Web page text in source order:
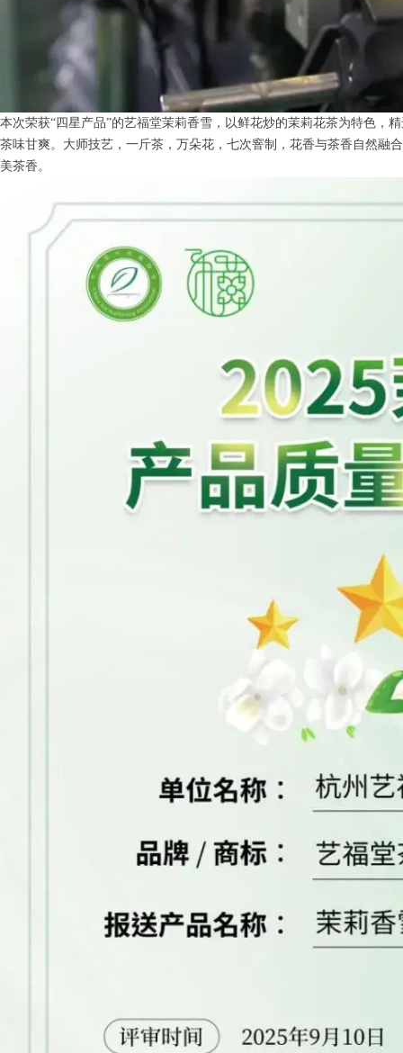
本次荣获“四星产品”的艺福堂茉莉香雪，以鲜花炒的茉莉花茶为特色，
茶味甘爽。大师技艺，一斤茶，万朵花，七次窨制，花香与茶香自然融
美茶香。